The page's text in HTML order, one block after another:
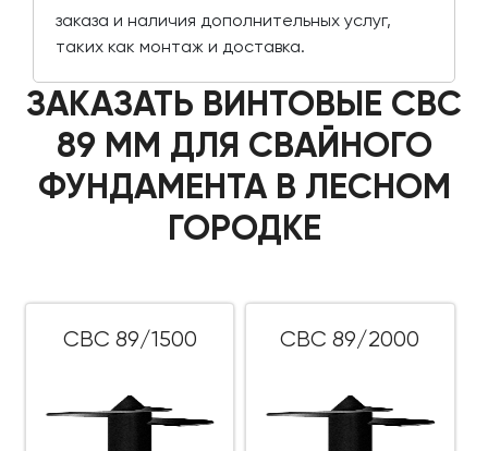
заказа и наличия дополнительных услуг,
таких как монтаж и доставка.
ЗАКАЗАТЬ ВИНТОВЫЕ СВС
89 ММ ДЛЯ СВАЙНОГО
ФУНДАМЕНТА В ЛЕСНОМ
ГОРОДКЕ
СВС 89/1500 СВС 89/2000